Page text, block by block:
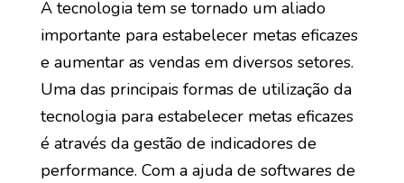
A tecnologia tem se tornado um aliado
importante para estabelecer metas eficazes
e aumentar as vendas em diversos setores.
Uma das principais formas de utilização da
tecnologia para estabelecer metas eficazes
é através da gestão de indicadores de
performance. Com a ajuda de softwares de